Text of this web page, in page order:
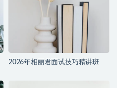
2026年相丽君面试技巧精讲班